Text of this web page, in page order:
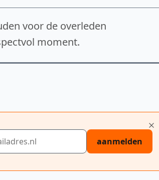
voor de overleden
moment.
aanmelden